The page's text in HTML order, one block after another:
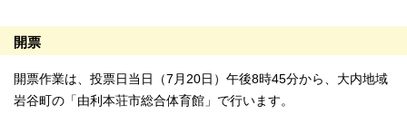
開票
開票作業は、投票日当日（7月20日）午後8時45分から、大内地域
岩谷町の「由利本荘市総合体育館」で行います。